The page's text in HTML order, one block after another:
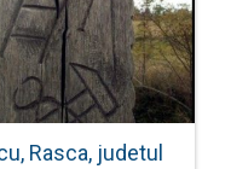
Rasca, judetul